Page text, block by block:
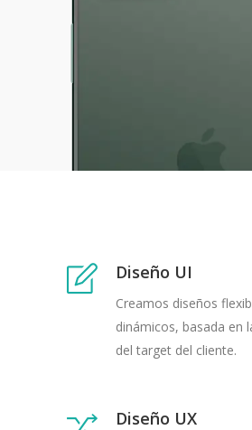
Diseño UI
Creamos diseños
dinámicos, basada en
del target del cliente.
Diseño UX